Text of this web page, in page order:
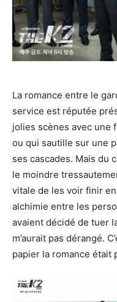
La romance entre le
service est réputée
jolies scènes avec une
ou qui sautille sur une
ses cascades. Mais du
le moindre
vitale de les voir finir
alchimie entre les
avaient décidé de tuer
m’aurait pas dérangé.
papier la romance était